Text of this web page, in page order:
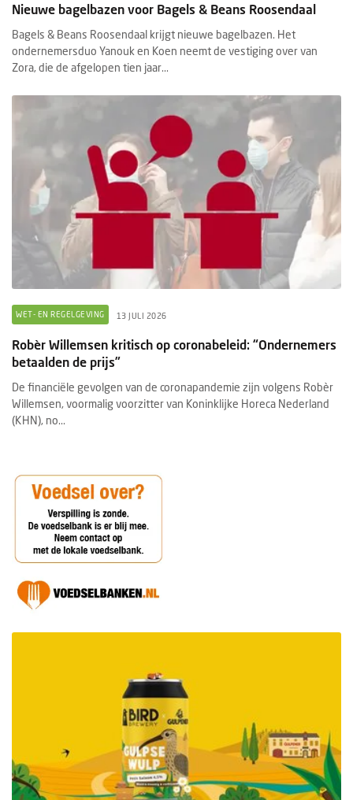
Nieuwe bagelbazen voor Bagels & Beans Roosendaal
Bagels & Beans Roosendaal krijgt nieuwe bagelbazen. Het
ondernemersduo Yanouk en Koen neemt de vestiging over van
Zora, die de afgelopen tien jaar...
WET- EN REGELGEVING 13 JULI 2026
Robèr Willemsen kritisch op coronabeleid: “Ondernemers
betaalden de prijs”
De financiële gevolgen van de coronapandemie zijn volgens Robèr
Willemsen, voormalig voorzitter van Koninklijke Horeca Nederland
(KHN), no...